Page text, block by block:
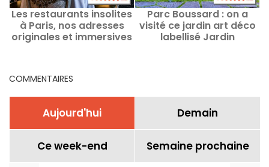
Les restaurants insolites
à Paris, nos adresses
originales et immersives
Parc Boussard : on a
visité ce jardin art déco
labellisé Jardin
COMMENTAIRES
Aujourd'hui Demain
Ce week-end Semaine prochaine